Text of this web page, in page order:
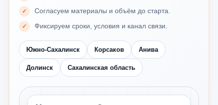
Согласуем материалы и объём до старта.
Фиксируем сроки, условия и канал связи.
Южно-Сахалинск Корсаков Анива
Долинск Сахалинская область